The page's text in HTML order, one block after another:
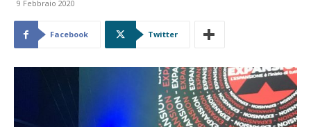
9 Febbraio 2020
Facebook Twitter